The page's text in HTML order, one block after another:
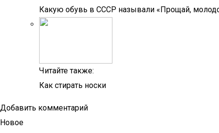
Какую обувь в СССР называли «Прощай,
Читайте также:
Как стирать носки
Добавить комментарий
Новое